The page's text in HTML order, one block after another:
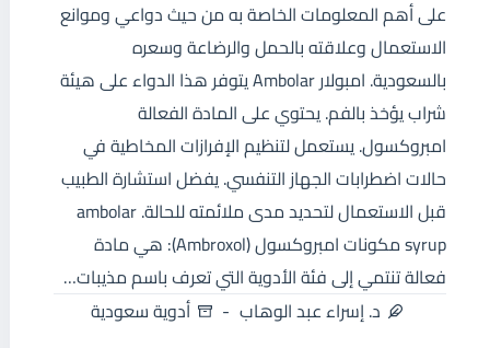
على أهم المعلومات الخاصة به من حيث دواعي وموانع
الاستعمال وعلاقته بالحمل والرضاعة وسعره
بالسعودية. امبولار Ambolar يتوفر هذا الدواء على هيئة
شراب يؤخذ بالفم. يحتوي على المادة الفعالة
امبروكسول. يستعمل لتنظيم الإفرازات المخاطية في
حالات اضطرابات الجهاز التنفسي. يفضل استشارة الطبيب
قبل الاستعمال لتحديد مدى ملائمته للحالة. ambolar
syrup مكونات امبروكسول (Ambroxol): هي مادة
فعالة تنتمي إلى فئة الأدوية التي تعرف باسم مذيبات…
د. إسراء عبد الوهاب
أدوية سعودية